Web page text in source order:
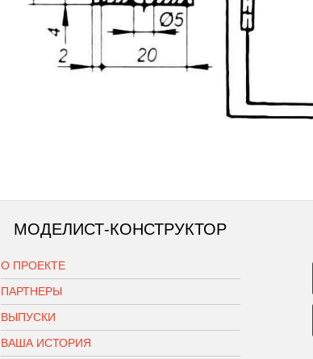
МОДЕЛИСТ-КОНСТРУКТОР
О ПРОЕКТЕ
ПАРТНЕРЫ
ВЫПУСКИ
ВАША ИСТОРИЯ